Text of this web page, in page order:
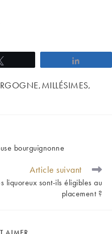
, MILLÉSIMES,
bourguignonne
Article suivant
liquoreux sont-ils éligibles au
placement ?